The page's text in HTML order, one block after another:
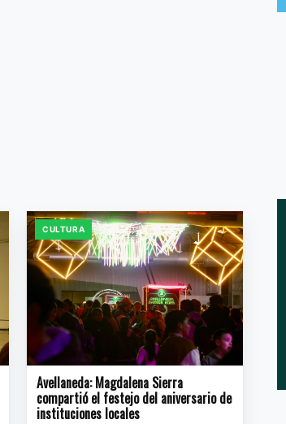
CULTURA
Avellaneda: Magdalena Sierra
compartió el festejo del aniversario de
instituciones locales